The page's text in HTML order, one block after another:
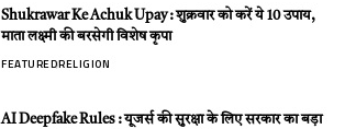
Shukrawar Ke Achuk Upay : शुक्रवार को करें ये 10 उपाय,
माता लक्ष्मी की बरसेगी विशेष कृपा
FEATUREDRELIGION
AI Deepfake Rules : यूजर्स की सुरक्षा के लिए सरकार का बड़ा